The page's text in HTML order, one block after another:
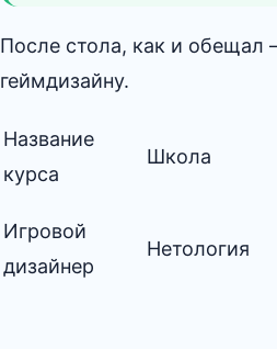
После стола, как и обещал
геймдизайну.
Название
курса
Школа
Игровой
дизайнер
Нетология